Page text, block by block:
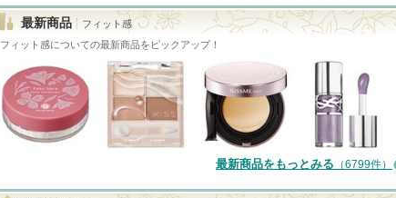
気
最新商品
フィット感
フィット感についての最新商品をピックアップ！
最新商品をもっとみる （6799件）